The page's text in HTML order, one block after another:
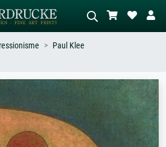
– bijv.
Beschrijf de scène – bijv. groene
weide, abstract met veel rood, donker
olieverfschilderij, staand naakt naast
Paul Klee